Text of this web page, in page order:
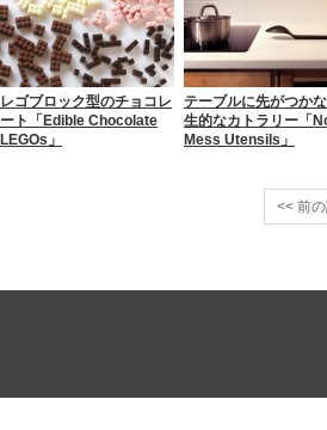
レゴブロック型のチョコレ
ート「Edible Chocolate
LEGOs」
テーブルに先がつか
生的なカトラリー「
Mess Utensils」
<< 前